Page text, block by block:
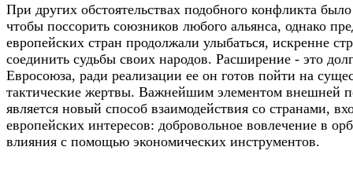
При других обстоятельствах подобного конфликта
чтобы поссорить союзников любого альянса, однако
европейских стран продолжали улыбаться, искренне
соединить судьбы своих народов. Расширение - это
Евросоюза, ради реализации ее он готов пойти на
тактические жертвы. Важнейшим элементом внешней
является новый способ взаимодействия со странами,
европейских интересов: добровольное вовлечение в
влияния с помощью экономических инструментов.